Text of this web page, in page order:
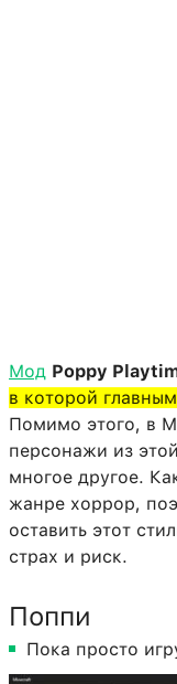
Мод Poppy
в которой
Помимо этого, в
персонажи из
многое другое.
жанре хоррор,
оставить этот
страх и риск.
Поппи
Пока просто